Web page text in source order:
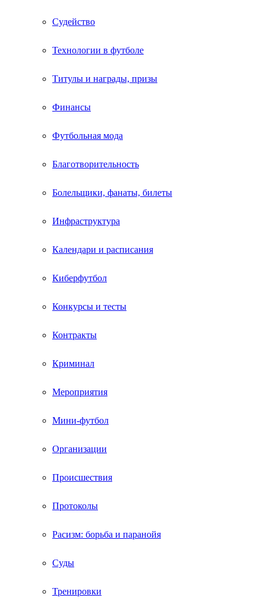
Судейство
Технологии в футболе
Титулы и награды, призы
Финансы
Футбольная мода
Благотворительность
Болельщики, фанаты, билеты
Инфраструктура
Календари и расписания
Киберфутбол
Конкурсы и тесты
Контракты
Криминал
Мероприятия
Мини-футбол
Организации
Происшествия
Протоколы
Расизм: борьба и паранойя
Суды
Тренировки